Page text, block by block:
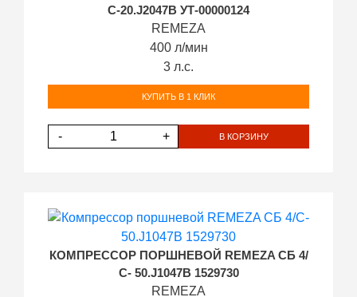
С-20.J2047B УТ-00000124
REMEZA
400 л/мин
3 л.с.
КУПИТЬ В 1 КЛИК
- + В КОРЗИНУ
КОМПРЕССОР ПОРШНЕВОЙ REMEZA СБ 4/
С- 50.J1047B 1529730
REMEZA